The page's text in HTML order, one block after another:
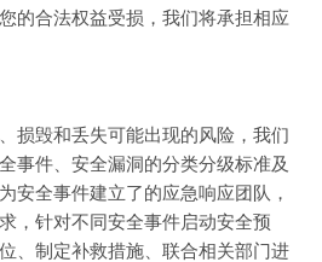
的合法权益受损，我们将承担相应
损毁和丢失可能出现的风险，我们
事件、安全漏洞的分类分级标准及
安全事件建立了的应急响应团队，
，针对不同安全事件启动安全预
、制定补救措施、联合相关部门进